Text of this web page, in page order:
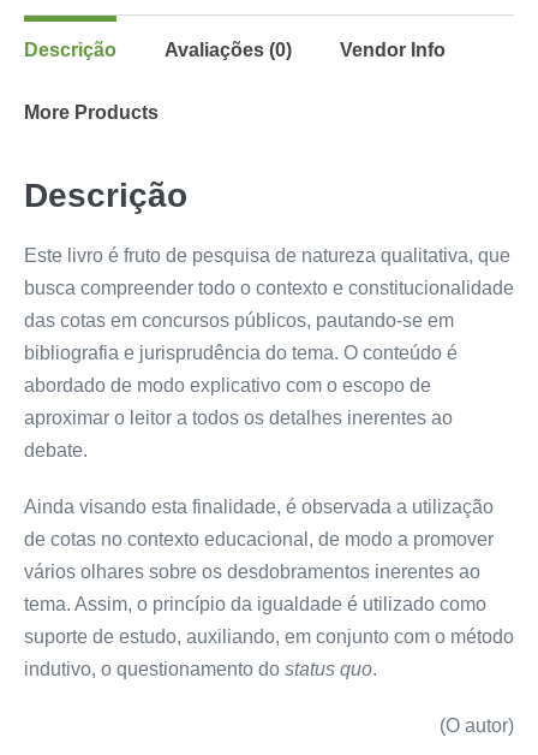
Descrição Avaliações (0) Vendor Info
More Products
Descrição
Este livro é fruto de pesquisa de natureza qualitativa, que
busca compreender todo o contexto e constitucionalidade
das cotas em concursos públicos, pautando-se em
bibliografia e jurisprudência do tema. O conteúdo é
abordado de modo explicativo com o escopo de
aproximar o leitor a todos os detalhes inerentes ao
debate.
Ainda visando esta finalidade, é observada a utilização
de cotas no contexto educacional, de modo a promover
vários olhares sobre os desdobramentos inerentes ao
tema. Assim, o princípio da igualdade é utilizado como
suporte de estudo, auxiliando, em conjunto com o método
indutivo, o questionamento do status quo.
(O autor)